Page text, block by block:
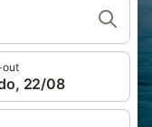
out
22/08